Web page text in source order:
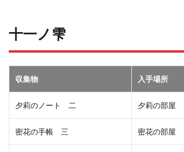
十一ノ雫
収集物 入手場所
夕莉のノート 二 夕莉の部屋
密花の手帳 三 密花の部屋